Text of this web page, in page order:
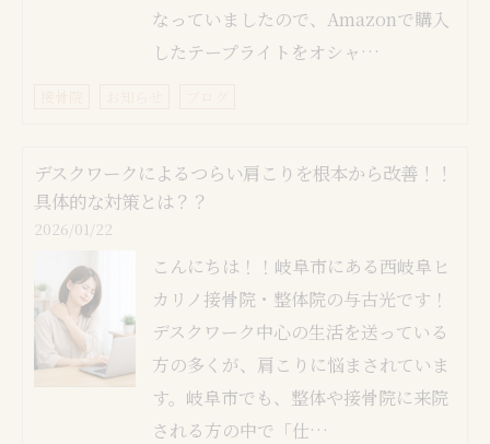
なっていましたので、Amazonで購入
したテープライトをオシャ…
デスクワークによるつらい肩こりを根本から改善！！
具体的な対策とは？？
2026/01/22
こんにちは！！岐阜市にある西岐阜ヒ
カリノ接骨院・整体院の与古光です！
デスクワーク中心の生活を送っている
方の多くが、肩こりに悩まされていま
す。岐阜市でも、整体や接骨院に来院
される方の中で「仕…